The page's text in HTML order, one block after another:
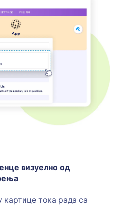
визуелно од
картице тока рада са